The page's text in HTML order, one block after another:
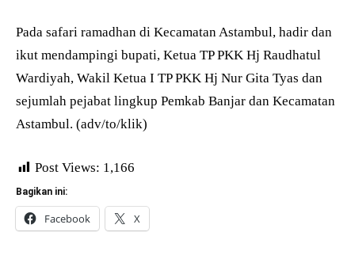
Pada safari ramadhan di Kecamatan Astambul, hadir dan
ikut mendampingi bupati, Ketua TP PKK Hj Raudhatul
Wardiyah, Wakil Ketua I TP PKK Hj Nur Gita Tyas dan
sejumlah pejabat lingkup Pemkab Banjar dan Kecamatan
Astambul. (adv/to/klik)
Post Views: 1,166
Bagikan ini:
Facebook X